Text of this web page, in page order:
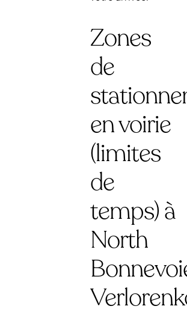
Zones
de
en voirie
(limites
de
temps) à
North